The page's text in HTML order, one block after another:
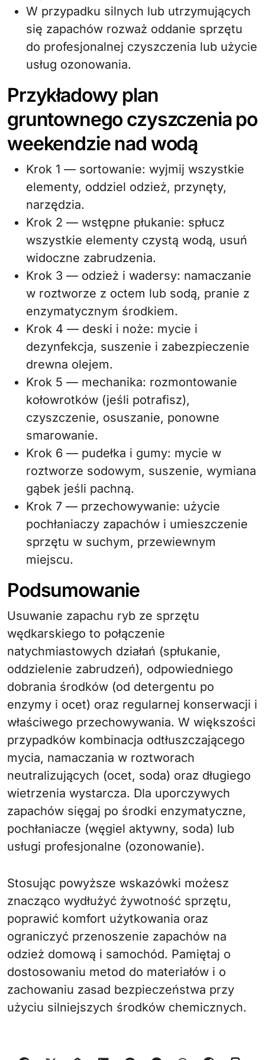
W przypadku silnych lub utrzymujących
się zapachów rozważ oddanie sprzętu
do profesjonalnej czyszczenia lub użycie
usług ozonowania.
Przykładowy plan
gruntownego czyszczenia po
weekendzie nad wodą
Krok 1 — sortowanie: wyjmij wszystkie
elementy, oddziel odzież, przynęty,
narzędzia.
Krok 2 — wstępne płukanie: spłucz
wszystkie elementy czystą wodą, usuń
widoczne zabrudzenia.
Krok 3 — odzież i wadersy: namaczanie
w roztworze z octem lub sodą, pranie z
enzymatycznym środkiem.
Krok 4 — deski i noże: mycie i
dezynfekcja, suszenie i zabezpieczenie
drewna olejem.
Krok 5 — mechanika: rozmontowanie
kołowrotków (jeśli potrafisz),
czyszczenie, osuszanie, ponowne
smarowanie.
Krok 6 — pudełka i gumy: mycie w
roztworze sodowym, suszenie, wymiana
gąbek jeśli pachną.
Krok 7 — przechowywanie: użycie
pochłaniaczy zapachów i umieszczenie
sprzętu w suchym, przewiewnym
miejscu.
Podsumowanie
Usuwanie zapachu ryb ze sprzętu
wędkarskiego to połączenie
natychmiastowych działań (spłukanie,
oddzielenie zabrudzeń), odpowiedniego
dobrania środków (od detergentu po
enzymy i ocet) oraz regularnej konserwacji i
właściwego przechowywania. W większości
przypadków kombinacja odtłuszczającego
mycia, namaczania w roztworach
neutralizujących (ocet, soda) oraz długiego
wietrzenia wystarcza. Dla uporczywych
zapachów sięgaj po środki enzymatyczne,
pochłaniacze (węgiel aktywny, soda) lub
usługi profesjonalne (ozonowanie).
Stosując powyższe wskazówki możesz
znacząco wydłużyć żywotność sprzętu,
poprawić komfort użytkowania oraz
ograniczyć przenoszenie zapachów na
odzież domową i samochód. Pamiętaj o
dostosowaniu metod do materiałów i o
zachowaniu zasad bezpieczeństwa przy
użyciu silniejszych środków chemicznych.